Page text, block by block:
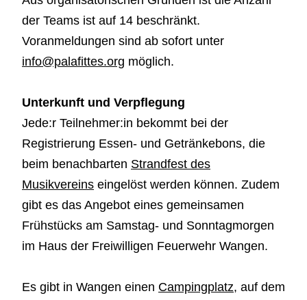
der Teams ist auf 14 beschränkt.
Voranmeldungen sind ab sofort unter
info@palafittes.org möglich.
Unterkunft und Verpflegung
Jede:r Teilnehmer:in bekommt bei der
Registrierung Essen- und Getränkebons, die
beim benachbarten Strandfest des
Musikvereins eingelöst werden können. Zudem
gibt es das Angebot eines gemeinsamen
Frühstücks am Samstag- und Sonntagmorgen
im Haus der Freiwilligen Feuerwehr Wangen.
Es gibt in Wangen einen Campingplatz, auf dem